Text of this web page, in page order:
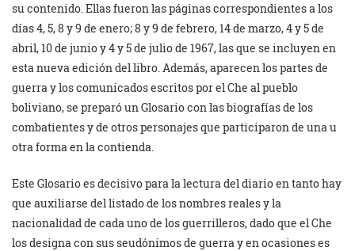
su contenido. Ellas fueron las páginas correspondientes a los
días 4, 5, 8 y 9 de enero; 8 y 9 de febrero, 14 de marzo, 4 y 5 de
abril, 10 de junio y 4 y 5 de julio de 1967, las que se incluyen en
esta nueva edición del libro. Además, aparecen los partes de
guerra y los comunicados escritos por el Che al pueblo
boliviano, se preparó un Glosario con las biografías de los
combatientes y de otros personajes que participaron de una u
otra forma en la contienda.
Este Glosario es decisivo para la lectura del diario en tanto hay
que auxiliarse del listado de los nombres reales y la
nacionalidad de cada uno de los guerrilleros, dado que el Che
los designa con sus seudónimos de guerra y en ocasiones es